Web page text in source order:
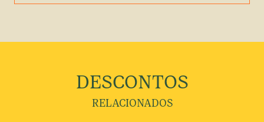
DESCONTOS
RELACIONADOS